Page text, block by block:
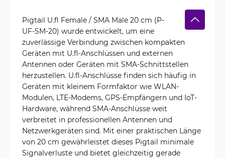
Pigtail U.fl Female / SMA Male 20 cm (P-
UF-SM-20) wurde entwickelt, um eine
zuverlässige Verbindung zwischen kompakten
Geräten mit U.fl-Anschlüssen und externen
Antennen oder Geräten mit SMA-Schnittstellen
herzustellen. U.fl-Anschlüsse finden sich häufig in
Geräten mit kleinem Formfaktor wie WLAN-
Modulen, LTE-Modems, GPS-Empfängern und IoT-
Hardware, während SMA-Anschlüsse weit
verbreitet in professionellen Antennen und
Netzwerkgeräten sind. Mit einer praktischen Länge
von 20 cm gewährleistet dieses Pigtail minimale
Signalverluste und bietet gleichzeitig gerade